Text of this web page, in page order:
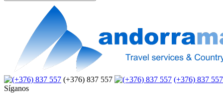
(+376) 837 557
(+376) 837 557
Síganos